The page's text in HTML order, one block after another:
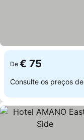
De € 75
Consulte os preços de